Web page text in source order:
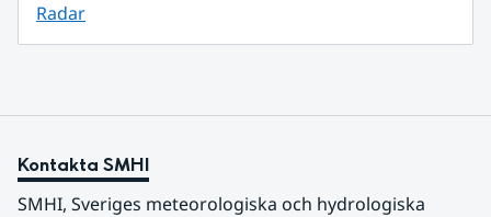
Radar
Kontakta SMHI
SMHI, Sveriges meteorologiska och hydrologiska